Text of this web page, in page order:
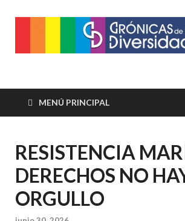
Crónicas de la
Diversidad
peruana
MENÚ PRINCIPAL
RESISTENCIA
DERECHOS NO
ORGULLO